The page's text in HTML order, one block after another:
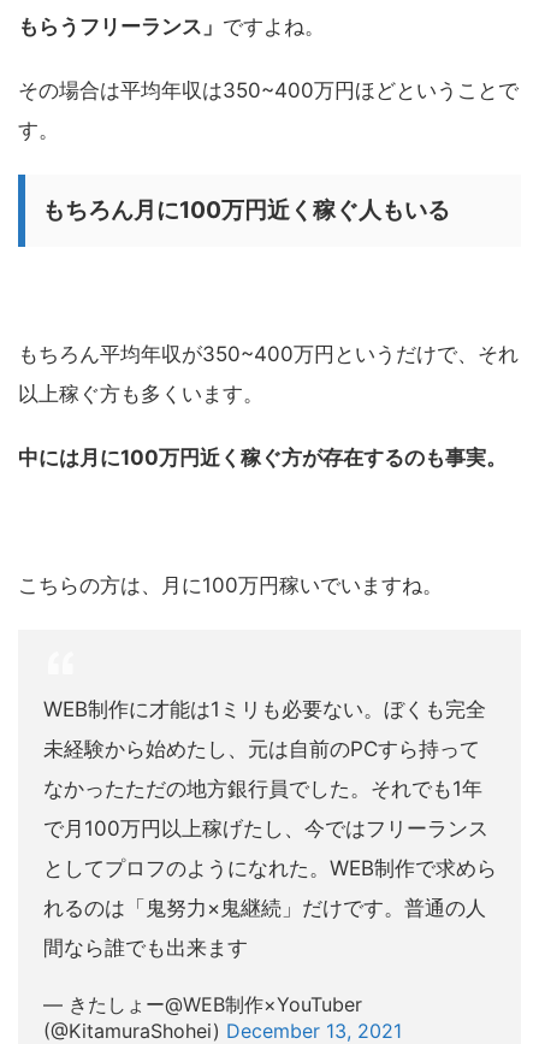
もらうフリーランス」 ですよね。
その場合は平均年収は350~400万円ほどということで
す。
もちろん月に100万円近く稼ぐ人もいる
もちろん平均年収が350~400万円というだけで、それ
以上稼ぐ方も多くいます。
中には月に100万円近く稼ぐ方が存在するのも事実。
こちらの方は、月に100万円稼いでいますね。
WEB制作に才能は1ミリも必要ない。ぼくも完全
未経験から始めたし、元は自前のPCすら持って
なかったただの地方銀行員でした。それでも1年
で月100万円以上稼げたし、今ではフリーランス
としてプロフのようになれた。WEB制作で求めら
れるのは「鬼努力×鬼継続」だけです。普通の人
間なら誰でも出来ます
— きたしょー@WEB制作×YouTuber
(@KitamuraShohei) December 13, 2021